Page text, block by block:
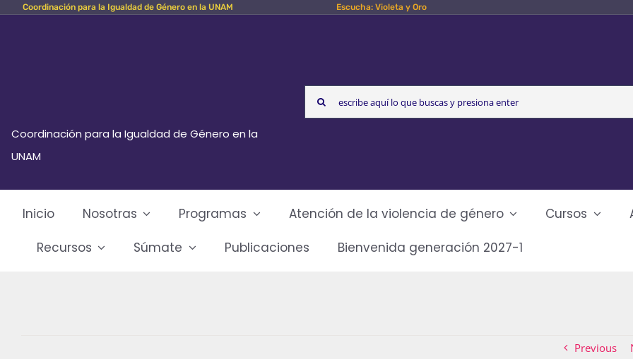
Skip Coordinación para la Igualdad de Género en la UNAM Escucha: Violeta y Oro
Coordinación para la Igualdad de Género en la
UNAM
Search
for:
Inicio Nosotras Programas Atención de la violencia de género Cursos
Recursos
Súmate Publicaciones Bienvenida generación 2027-1
Previous